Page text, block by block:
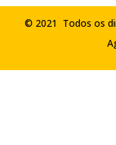
© 2021 Todos os